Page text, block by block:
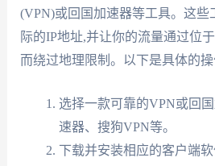
(VPN)或回国加速器等工具。这些
际的IP地址,并让你的流量通过位
而绕过地理限制。以下是具体的
选择一款可靠的VPN或回
速器、搜狗VPN等。
下载并安装相应的客户端软